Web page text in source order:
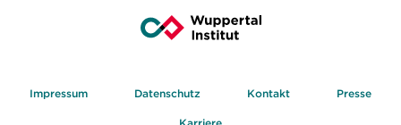
Impressum Datenschutz Kontakt Presse